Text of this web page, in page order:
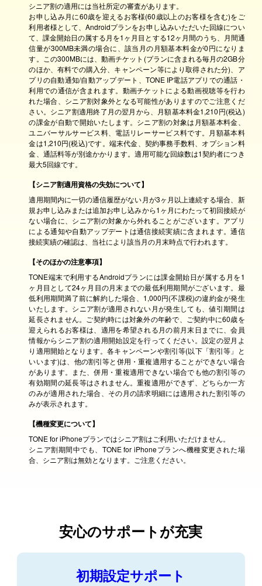
シニア割の適用には当社所定の審査があります。
お申し込み月に60歳を迎えるお客様(60歳以上のお客様を含む)をご
利用者様として、Androidプランをお申し込みいただいた回線につい
て、課金開始日の属する月を1ヶ月目とする12ヶ月間のうち、月間通
信量が300MB未満の場合に、該当月の月額基本料金が0円になりま
す。この300MBには、動画チケット(プランに含まれる毎月の2GB分
のほか、有料での購入分、キャンペーン等により取得された分)、ア
プリの自動通知/自動アップデート、TONE IP電話アプリでの通話・
利用での通信が含まれます。動画チケットによる動画視聴等を行わ
れた場合、シニア割対象外となる可能性がありますのでご注意くだ
さい。シニア割適用終了月の翌月から、月額基本料金1,210円(税込)
の課金が自動で開始いたします。シニア割の対象は月額基本料金、
ユニバーサルサービス料、電話リレーサービス料です。月額基本料
金は1,210円(税込)です。端末代金、契約事務手数料、オプション料
金、通話料等が別途かかります。適用可能な回線数は1契約者につき
最大5回線です。
【シニア割適用資格の失効について】
適用期間内に一切の通信履歴がない月が3ヶ月以上連続する場合、新
規お申し込みまたは追加お申し込みから1ヶ月にわたって初回接続が
ない場合に、シニア割の対象から外れることがございます。アプリ
による通知や自動アップデートは通信接続実績に含まれます。通信
接続実績の確認は、当社により該当月の月末時点で行われます。
【そのほかの注意事項】
TONE端末で利用するAndroidプランには課金開始日が属する月を1
ヶ月目として24ヶ月目の月末までの最低利用期間がございます。最
低利用期間満了前に解約した場合、1,000円(不課税)の違約金が発生
いたします。シニア割が適用されない月が発生しても、値引期間は
延長されません。ご契約時には対象外の年齢で、ご契約中に60歳を
迎えられるお客様は、適用を希望される月の前月末日までに、会員
情報からシニア割の適用開始設定を行ってください。設定の翌月よ
り適用開始となります。各キャンペーンや割引等(以下「割引等」と
いいます)は、他の割引等と併用・重複適用することができない場合
があります。また、併用・重複適用できない場合でも他の割引等の
有効期間の延長等はされません。重複適用ができず、どちらか一方
のみが適用された場合、その月の請求明細には適用された割引等の
みが表示されます。
【機種変更について】
TONE for iPhoneプランではシニア割はご利用いただけません。
シニア割期間中でも、TONE for iPhoneプランへ機種変更された場
合、シニア割は無効となります。ご注意ください。
安心のサポートが充実
初期設定サポート